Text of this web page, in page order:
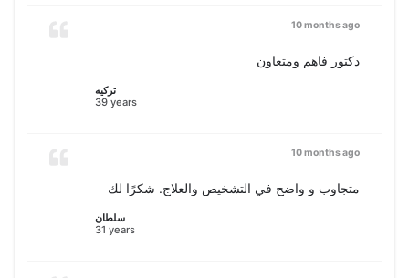
10 months ago
دكتور فاهم ومتعاون
تركيه
39 years
10 months ago
متجاوب و واضح في التشخيص والعلاج. شكرًا لك
سلطان
31 years